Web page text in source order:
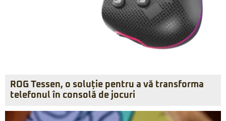
ROG Tessen, o soluție pentru a vă transforma
telefonul în consolă de jocuri